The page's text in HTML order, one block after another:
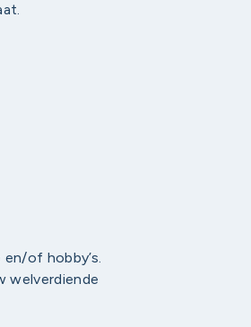
of hobby’s.
welverdiende